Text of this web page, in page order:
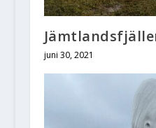
juni 30, 2021